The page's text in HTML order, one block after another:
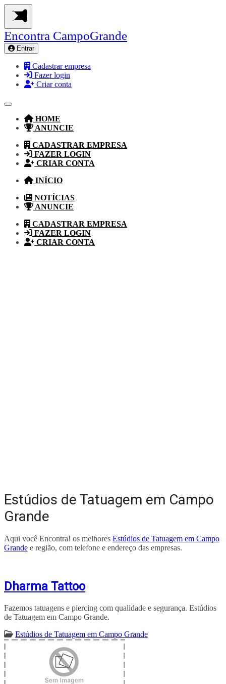
Encontra CampoGrande
Entrar
Cadastrar empresa
Fazer login
Criar conta
HOME
ANUNCIE
CADASTRAR EMPRESA
FAZER LOGIN
CRIAR CONTA
INÍCIO
NOTÍCIAS
ANUNCIE
CADASTRAR EMPRESA
FAZER LOGIN
CRIAR CONTA
Estúdios de Tatuagem em Campo
Grande
Aqui você Encontra! os melhores Estúdios de Tatuagem em Campo
Grande e região, com telefone e endereço das empresas.
Dharma Tattoo
Fazemos tatuagens e piercing com qualidade e segurança. Estúdios
de Tatuagem em Campo Grande.
Estúdios de Tatuagem em Campo Grande